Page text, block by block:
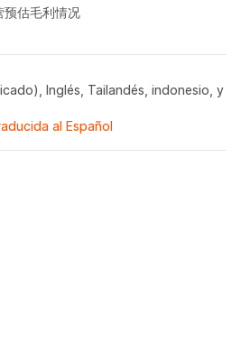
预估毛利情况
Inglés, Tailandés, indonesio, y
al Español